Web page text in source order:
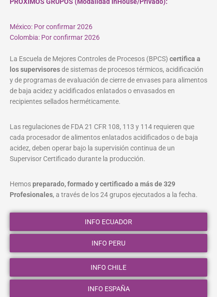
PROXIMOS GRUPOS (Modalidad InHouse/Privado):
México: Por confirmar 2026
Colombia: Por confirmar 2026
La Escuela de Mejores Controles de Procesos (BPCS) certifica a
los supervisoresde sistemas de procesos térmicos, acidificación
y de programas de evaluación de cierre de envases para alimentos
de baja acidez y acidificados enlatados o envasados en
recipientes sellados herméticamente.
Las regulaciones de FDA 21 CFR 108, 113 y 114 requieren que
cada procesador de alimentos enlatados acidificados o de baja
acidez, deben operar bajo la supervisión continua de un
Supervisor Certificado durante la producción.
Hemospreparado, formado y certificado a más de 329
Profesionales, a través de los 24 grupos ejecutados a la fecha.
INFO ECUADOR
INFO PERU
INFO CHILE
INFO ESPAÑA